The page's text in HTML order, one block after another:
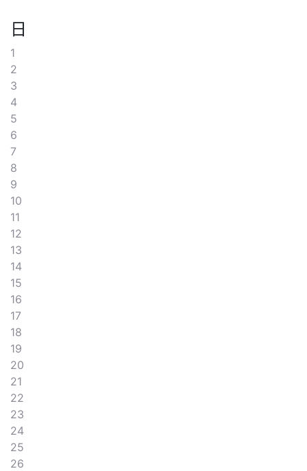
日
1
2
3
4
5
6
7
8
9
10
11
12
13
14
15
16
17
18
19
20
21
22
23
24
25
26